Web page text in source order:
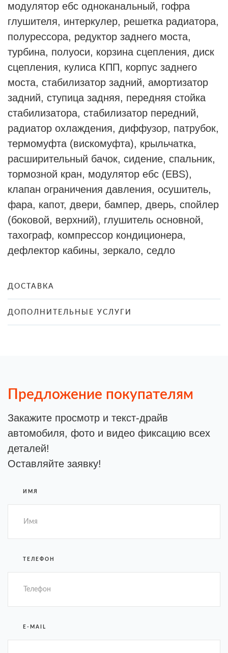
модулятор ебс одноканальный, гофра
глушителя, интеркулер, решетка радиатора,
полурессора, редуктор заднего моста,
турбина, полуоси, корзина сцепления, диск
сцепления, кулиса КПП, корпус заднего
моста, стабилизатор задний, амортизатор
задний, ступица задняя, передняя стойка
стабилизатора, стабилизатор передний,
радиатор охлаждения, диффузор, патрубок,
термомуфта (вискомуфта), крыльчатка,
расширительный бачок, сидение, спальник,
тормозной кран, модулятор ебс (EBS),
клапан ограничения давления, осушитель,
фара, капот, двери, бампер, дверь, спойлер
(боковой, верхний), глушитель основной,
тахограф, компрессор кондиционера,
дефлектор кабины, зеркало, седло
ДОСТАВКА
ДОПОЛНИТЕЛЬНЫЕ УСЛУГИ
Предложение покупателям
Закажите просмотр и текст-драйв
автомобиля, фото и видео фиксацию всех
деталей!
Оставляйте заявку!
ИМЯ
ТЕЛЕФОН
E-MAIL